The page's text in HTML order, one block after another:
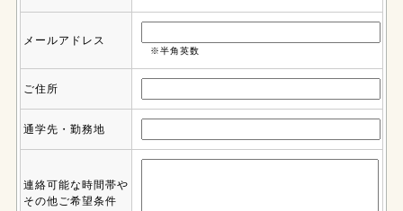
メールアドレス
※半角英数
ご住所
通学先・勤務地
連絡可能な時間帯や
その他ご希望条件